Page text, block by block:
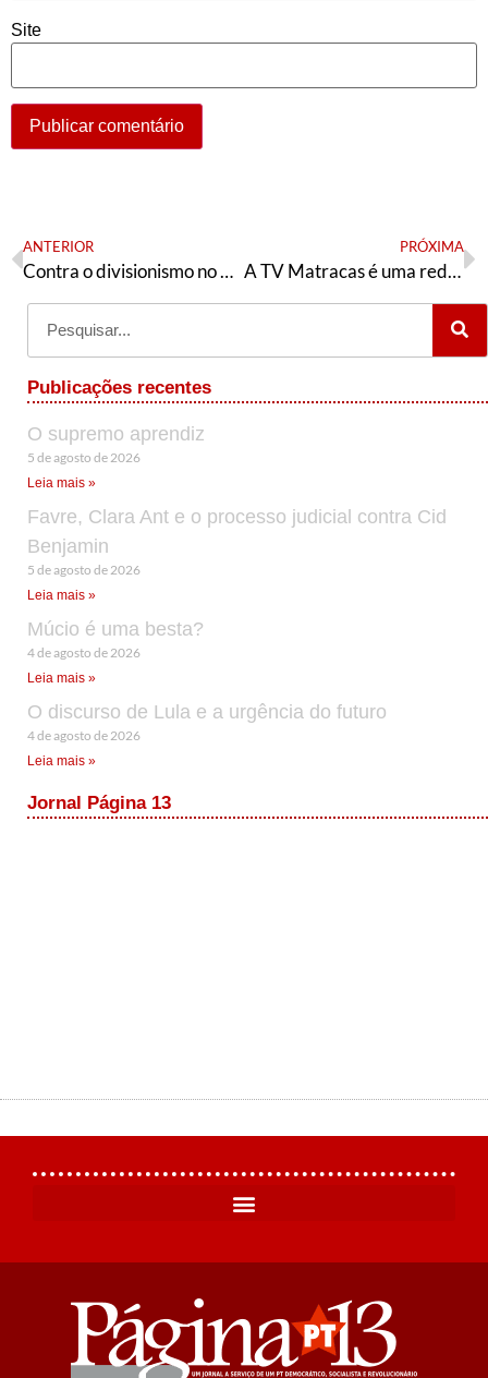
Site
ANTERIOR
Contra o divisionismo no PT-RJ
PRÓXIMA
A TV Matracas é uma rede de comunicação antirracismo
Publicações recentes
O supremo aprendiz
5 de agosto de 2026
Leia mais »
Favre, Clara Ant e o processo judicial contra Cid
Benjamin
5 de agosto de 2026
Leia mais »
Múcio é uma besta?
4 de agosto de 2026
Leia mais »
O discurso de Lula e a urgência do futuro
4 de agosto de 2026
Leia mais »
Jornal Página 13